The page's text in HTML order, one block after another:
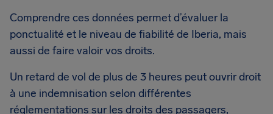
Comprendre ces données permet d’évaluer la
ponctualité et le niveau de fiabilité de Iberia, mais
aussi de faire valoir vos droits.
Un retard de vol de plus de 3 heures peut ouvrir droit
à une indemnisation selon différentes
réglementations sur les droits des passagers,